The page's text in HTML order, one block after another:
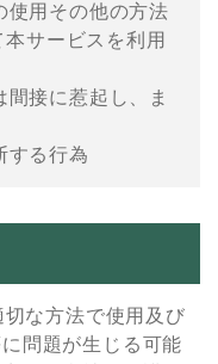
使⽤その他の⽅法
サービスを利⽤
接に惹起し、ま
する⾏為
な⽅法で使⽤及び
問題が⽣じる可能